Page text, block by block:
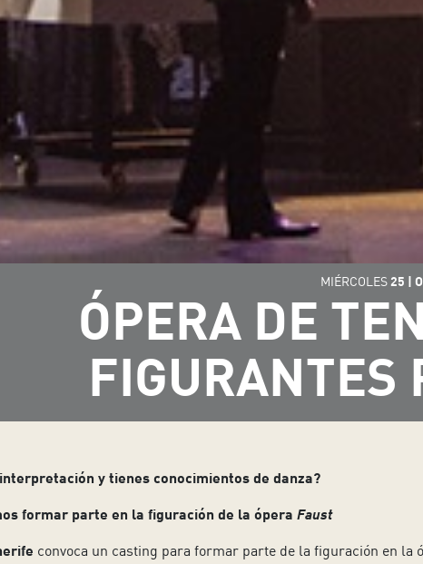
MIÉRCOLES 25 |
ÓPERA DE
FIGURANTES
y tienes conocimientos de danza?
formar parte en la figuración de la ópera Faust
convoca un casting para formar parte de la figuración en la